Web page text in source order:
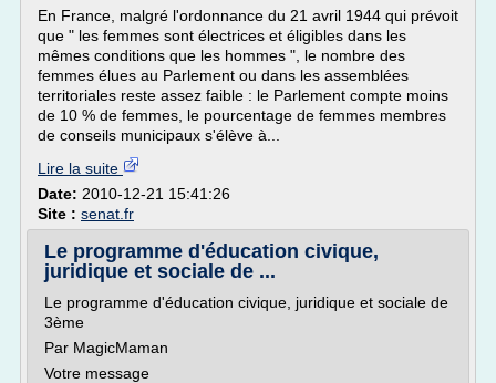
En France, malgré l'ordonnance du 21 avril 1944 qui prévoit
que " les femmes sont électrices et éligibles dans les
mêmes conditions que les hommes ", le nombre des
femmes élues au Parlement ou dans les assemblées
territoriales reste assez faible : le Parlement compte moins
de 10 % de femmes, le pourcentage de femmes membres
de conseils municipaux s'élève à...
Lire la suite
Date: 2010-12-21 15:41:26
Site : senat.fr
Le programme d'éducation civique,
juridique et sociale de ...
Le programme d'éducation civique, juridique et sociale de
3ème
Par MagicMaman
Votre message